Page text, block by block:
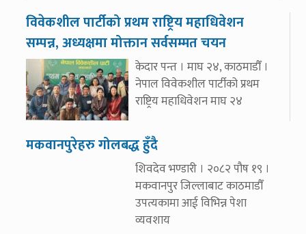
विवेकशील पार्टीको प्रथम राष्ट्रिय महाधिवेशन
सम्पन्न, अध्यक्षमा मोक्तान सर्वसम्मत चयन
केदार पन्त । माघ २४, काठमाडौँ ।
नेपाल विवेकशील पार्टीको प्रथम
राष्ट्रिय महाधिवेशन माघ २४
मकवानपुरेहरु गोलबद्ध हुँदै
शिवदेव भण्डारी । २०८२ पौष १९ ।
मकवानपुर जिल्लाबाट काठमाडौँ
उपत्यकामा आई विभिन्न पेशा
व्यवशाय